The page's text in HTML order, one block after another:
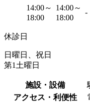
14:00～
18:00
14:00～
18:00
-
休診日
日曜日、祝日
第1土曜日
施設・設備
アクセス・利便性